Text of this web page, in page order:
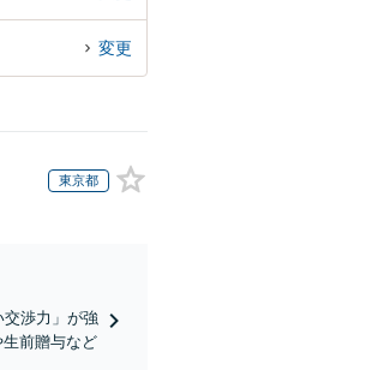
変更
東京都
交渉力」が強
前贈与など